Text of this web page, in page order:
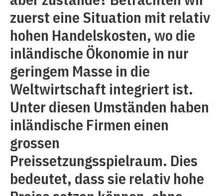
zuerst eine Situation mit relativ
hohen Handelskosten, wo die
inländische Ökonomie in nur
geringem Masse in die
Weltwirtschaft integriert ist.
Unter diesen Umständen haben
inländische Firmen einen
grossen
Preissetzungsspielraum. Dies
bedeutet, dass sie relativ hohe